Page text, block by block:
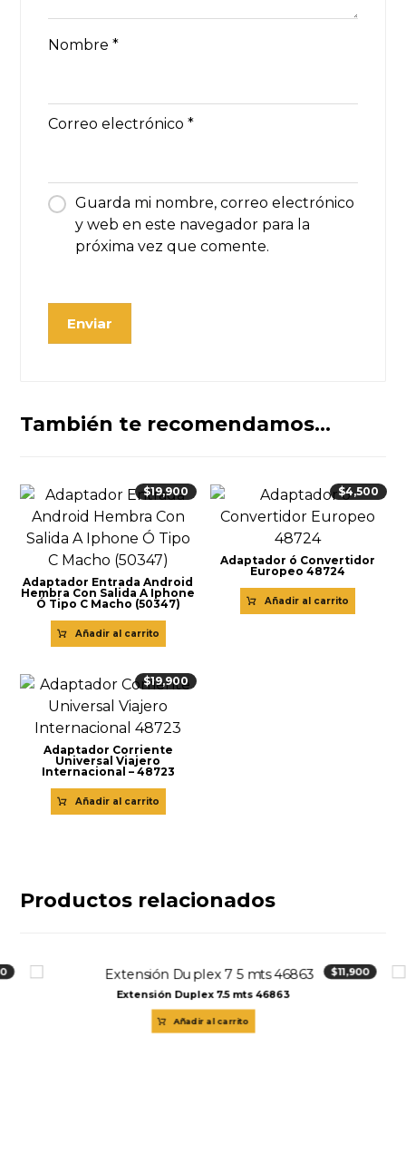
Nombre*
Correo electrónico*
Guarda mi nombre, correo electrónico
y web en este navegador para la
próxima vez que comente.
Enviar
También te recomendamos…
Adaptador Entrada Android
Hembra Con Salida A Iphone
Ó Tipo C Macho (50347)
$19,900
Añadir al carrito
Adaptador ó Convertidor
Europeo 48724
$4,500
Añadir al carrito
Adaptador Corriente
Universal Viajero
Internacional – 48723
$19,900
Añadir al carrito
Productos relacionados
Extensión Duplex 7.5 mts 46863
$11,900
Añadir al carrito